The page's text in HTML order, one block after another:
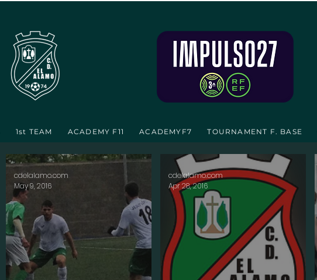
1st TEAM ACADEMY F11 ACADEMYF7 TOURNAMENT F. BASE
cdelalamo.com
May 9, 2016
cdelalamo.com
Apr 28, 2016